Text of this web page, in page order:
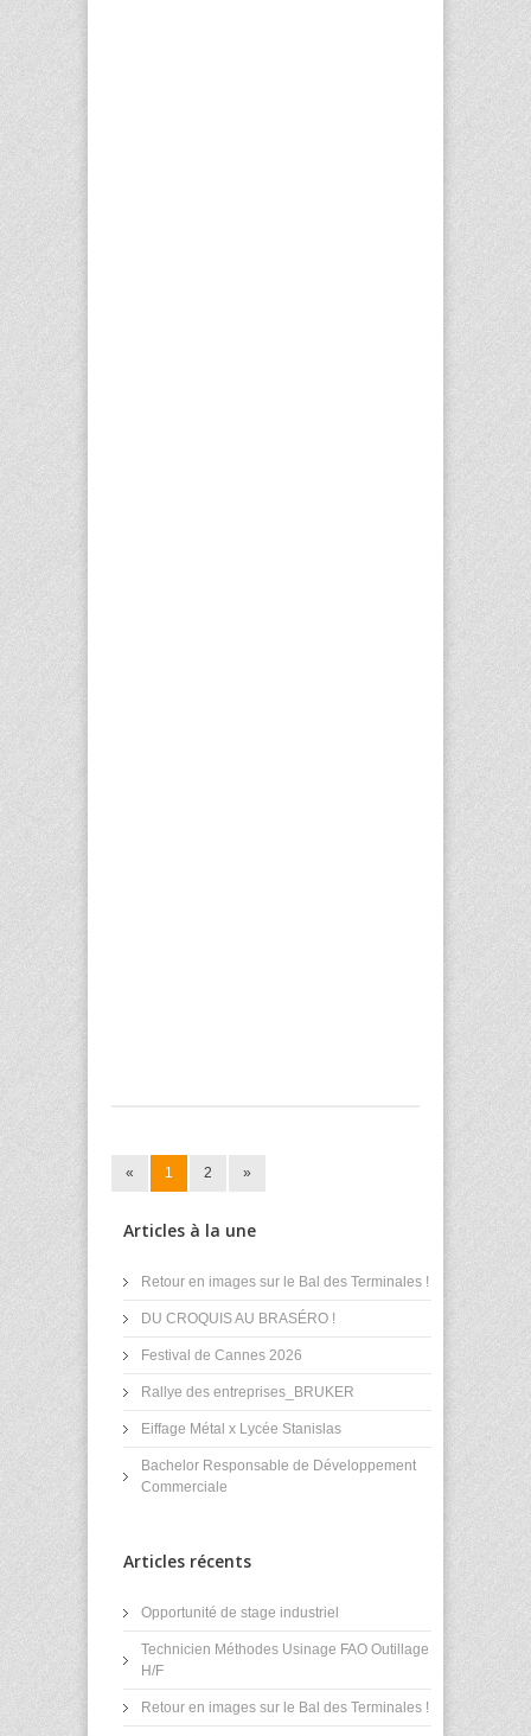
« 1 2 »
Articles à la une
Retour en images sur le Bal des Terminales !
DU CROQUIS AU BRASÉRO !
Festival de Cannes 2026
Rallye des entreprises_BRUKER
Eiffage Métal x Lycée Stanislas
Bachelor Responsable de Développement
Commerciale
Articles récents
Opportunité de stage industriel
Technicien Méthodes Usinage FAO Outillage
H/F
Retour en images sur le Bal des Terminales !